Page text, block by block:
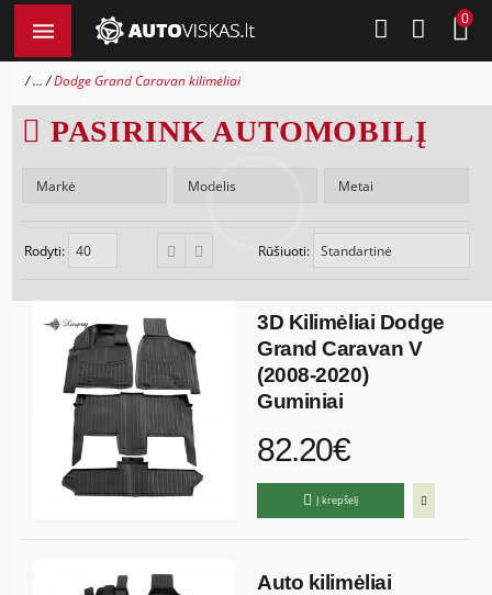
0
... Dodge Grand Caravan kilimėliai
PASIRINK AUTOMOBILĮ
Rūšiuoti:
Rodyti:
3D Kilimėliai Dodge
Grand Caravan V
(2008-2020)
Guminiai
82.20€
Į krepšelį
Auto kilimėliai